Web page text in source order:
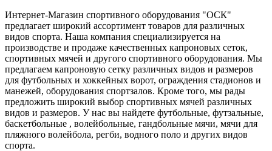
Интернет-Магазин спортивного оборудования "ОСК"
предлагает широкий ассортимент товаров для различных
видов спорта. Наша компания специализируется на
производстве и продаже качественных капроновых сеток,
спортивных мячей и другого спортивного оборудования. Мы
предлагаем капроновую сетку различных видов и размеров
для футбольных и хоккейных ворот, ограждения стадионов и
манежей, оборудования спортзалов. Кроме того, мы рады
предложить широкий выбор спортивных мячей различных
видов и размеров. У нас вы найдете футбольные, футзальные,
баскетбольные , волейбольные, гандбольные мячи, мячи для
пляжного волейбола, регби, водного поло и других видов
спорта.